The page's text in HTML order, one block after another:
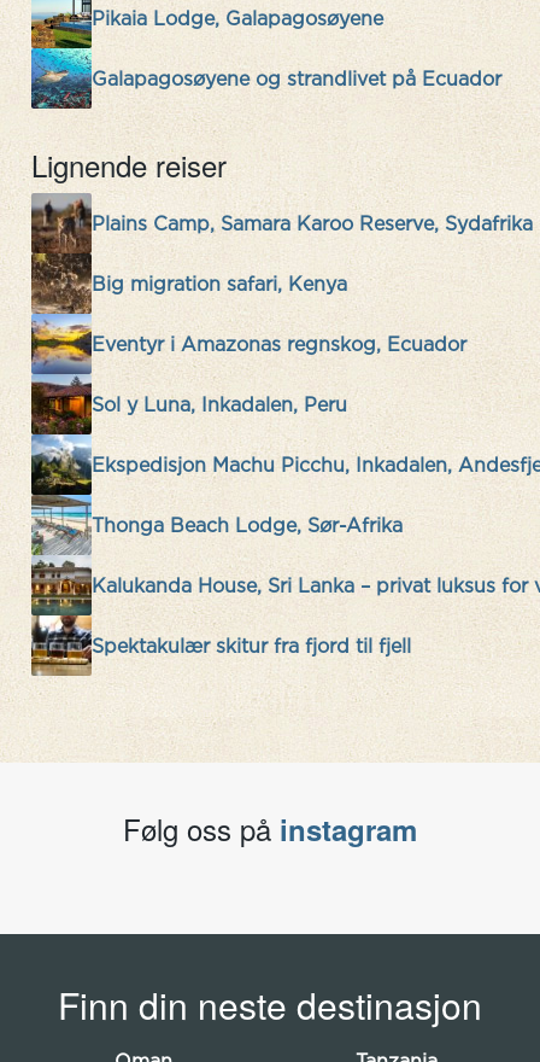
Vi storkoste oss!! Alt gikk på
skinner! Og vi hadde verdens beste
safariguide, Jonathan! Scuba-guiden
vår var også super. Husker dessverre
ikke navnet hans. Tusen takk for
nydelig tur! Vi har allerede vært på
websiden deres for å se etter andre
CELINA MED FAMILIE
kenyanske kysten
Pikaia Lodge, Galapagosøyene
Galapagosøyene og strandlivet på Ecuador
Lignende reiser
Plains Camp, Samara Karoo Reserve, Sydafrika
Big migration safari, Kenya
Eventyr i Amazonas regnskog, Ecuador
Sol y Luna, Inkadalen, Peru
Ekspedisjon Machu Picchu, Inkadalen,
Thonga Beach Lodge, Sør-Afrika
Kalukanda House, Sri Lanka – privat luksus for
Spektakulær skitur fra fjord til fjell
Følg oss på instagram
Finn din neste destinasjon